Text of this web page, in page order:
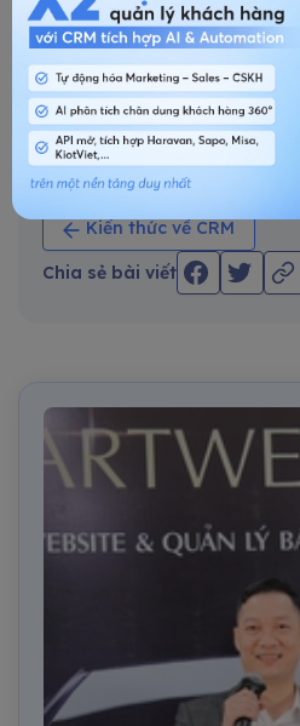
DÙNG THỬ NGAY
Kiến thức về CRM
Chia sẻ bài viết